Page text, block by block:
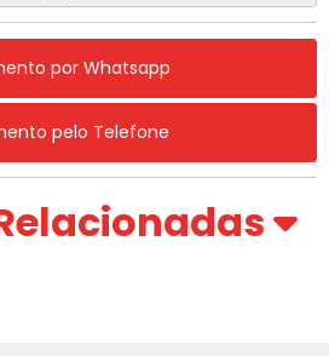
por Whatsapp
pelo Telefone